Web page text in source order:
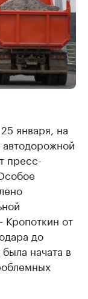
января, на
пресс-
Кропоткин от
до
начата в